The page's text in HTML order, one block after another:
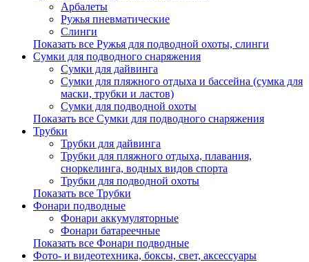
Арбалеты
Ружья пневматические
Слинги
Показать все Ружья для подводной охоты, слинги
Сумки для подводного снаряжения
Сумки для дайвинга
Сумки для пляжного отдыха и бассейна (сумка для
маски, трубки и ластов)
Сумки для подводной охоты
Показать все Сумки для подводного снаряжения
Трубки
Трубки для дайвинга
Трубки для пляжного отдыха, плавания,
сноркелинга, водных видов спорта
Трубки для подводной охоты
Показать все Трубки
Фонари подводные
Фонари аккумуляторные
Фонари батареечные
Показать все Фонари подводные
Фото- и видеотехника, боксы, свет, аксессуары